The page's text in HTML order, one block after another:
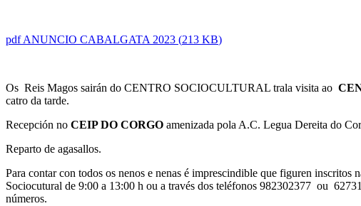
pdfANUNCIO CABALGATA 2023 (213 KB)
Os Reis Magos sairán do CENTRO SOCIOCULTURAL trala visita ao
catro da tarde.
Recepción no CEIP DO CORGO amenizada pola A.C. Legua Dereita do
Reparto de agasallos.
Para contar con todos os nenos e nenas é imprescindible que figuren inscritos
Sociocutural de 9:00 a 13:00 h ou a través dos teléfonos 982302377 ou
números.